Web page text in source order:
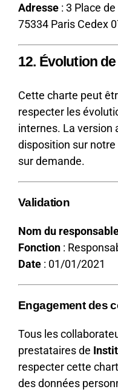
Adresse: 3 Place
75334 Paris Cedex
12. Évolution
Cette charte peut
respecter les
internes. La version
disposition sur
sur demande.
Validation
Nom du
Fonction:
Date: 01/01/2021
Engagement des
Tous les
prestataires de
respecter cette
des données